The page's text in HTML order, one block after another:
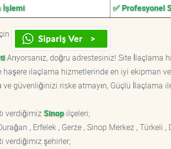
İşlemi
✅ Profesyonel
Arıyorsanız, doğru adrestesiniz! Site İlaçlama
haşere ilaçlama hizmetlerinde en iyi ekipman
ve güvenliğinizi riske atmayın, Güçlü İlaçlama
verdiğimizSinopilçeleri;
, Erfelek , Gerze , Sinop Merkez , Türkeli
verdiğimiz şehirler;